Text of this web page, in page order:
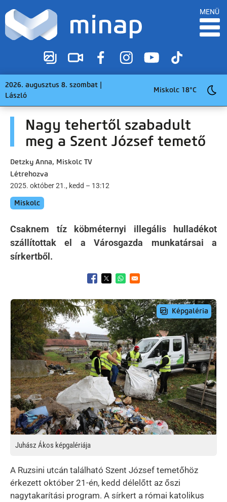
MENÜ
2026. augusztus 8. szombat |
László
Miskolc 18°C
Nagy tehertől szabadult
meg a Szent József temető
Detzky Anna, Miskolc TV
Létrehozva
2025. október 21., kedd – 13:12
Miskolc
Csaknem tíz köbméternyi illegális hulladékot
szállítottak el a Városgazda munkatársai a
sírkertből.
Opens in a new window
Opens in a new window
Opens in a new window
Preview Image
Juhász Ákos képgalériája
A Ruzsini utcán található Szent József temetőhöz
érkezett október 21-én, kedd délelőtt az őszi
nagytakarítási program. A sírkert a római katolikus